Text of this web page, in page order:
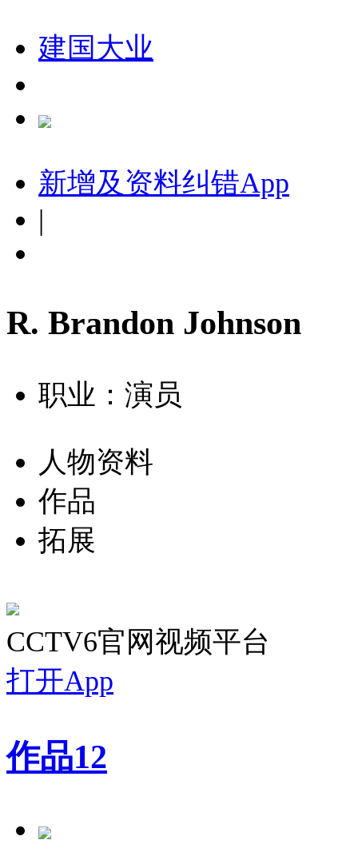
建国大业
新增及资料纠错App
|
R. Brandon Johnson
职业：演员
人物资料
作品
拓展
CCTV6官网视频平台
打开App
作品12